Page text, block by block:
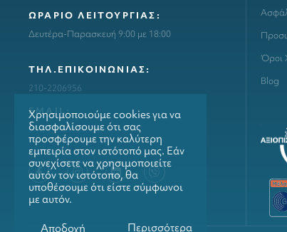
ΩΡΑΡΙΟ ΛΕΙΤΟΥΡΓΙΑΣ:
Δευτέρα-Παρασκευή 9:00 με 18:00
ΤΗΛ.ΕΠΙΚΟΙΝΩΝΙΑΣ:
210-2206956
ΕΜΑΙL:
info@grillmarket.gr
Όροι
Blog
Χρησιμοποιούμε cookies για να
διασφαλίσουμε ότι σας
προσφέρουμε την καλύτερη
εμπειρία στον ιστότοπό μας. Εάν
συνεχίσετε να χρησιμοποιείτε
αυτόν τον ιστότοπο, θα
υποθέσουμε ότι είστε σύμφωνοι
με αυτόν.
Αποδοχή
Περισσότερα